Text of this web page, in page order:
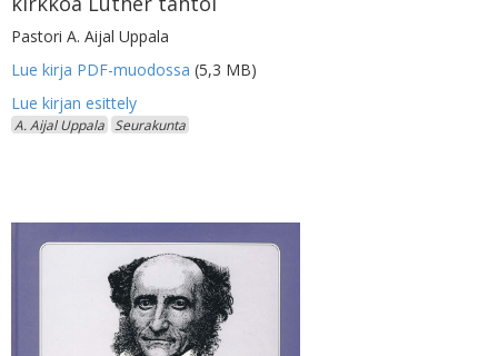
Pastori A. Aijal Uppala
Lue kirja PDF-muodossa (5,3 MB)
A. Aijal Uppala Seurakunta